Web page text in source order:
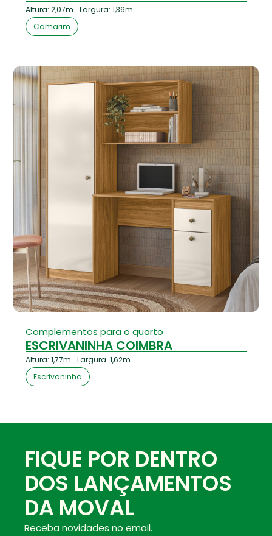
Altura: 2,07m
Largura: 1,36m
Camarim
Complementos para o quarto
ESCRIVANINHA COIMBRA
Altura: 1,77m
Largura: 1,62m
Escrivaninha
Receba novidades no email.
FIQUE POR DENTRO
DOS LANÇAMENTOS
DA MOVAL